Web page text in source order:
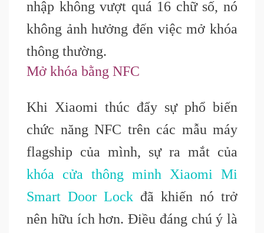
nhập không vượt quá 16 chữ số, nó
không ảnh hưởng đến việc mở khóa
thông thường.
Mở khóa bằng NFC
Khi Xiaomi thúc đẩy sự phổ biến
chức năng NFC trên các mẫu máy
flagship của mình, sự ra mắt của
khóa cửa thông minh Xiaomi Mi
Smart Door Lock đã khiến nó trở
nên hữu ích hơn. Điều đáng chú ý là